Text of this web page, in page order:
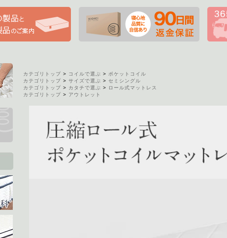
カテゴリトップ> コイルで選ぶ > ポケットコイル
カテゴリトップ> サイズで選ぶ > セミシングル
カテゴリトップ> カタチで選ぶ >
ロール式マットレス
カテゴリトップ> アウトレット